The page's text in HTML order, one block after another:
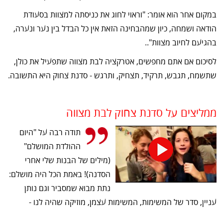
במקום אחר הוא אומר: "וראוי לחוג את כניסתה למצוות בסעודת
הודאה ושמחה, כיון שמהבחינה הזאת אין כל הבדל בין נער ונערה,
בהגיעם לחיוב מצוות"..
לסיכום אם אתם מחפשים, אטרקציה לבת מצווה שתפעיל את כולן,
שתשמח, תגבש, תרקיד, תצחיק, ותרגש - סדנת צחוק היא התשובה.
ממליצים על סדנת צחוק לבת מצווה
תודה רבה על "היום
ההולדת המושלם"
(מילים של הבנות שלי אחרי
הסדנה)! באמת הכל היה מושלם:
נתת מבוא שמסביר וגם נותן
עניין, סדר של המשימות, המשימות עצמן, מוזיקה שהיה לנו -